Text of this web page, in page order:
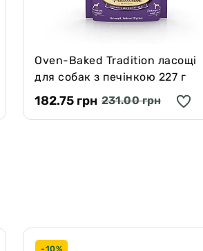
Oven-Baked Tradition ласощі
для собак з печінкою 227 г
182.75 грн 231.00 грн
-10%